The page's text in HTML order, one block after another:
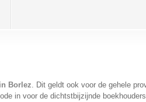
Borlez. Dit geldt ook voor de gehele
in voor de dichtstbijzijnde